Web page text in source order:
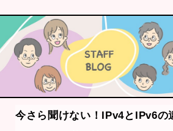
今さら聞けない！IPv4とIPv6の